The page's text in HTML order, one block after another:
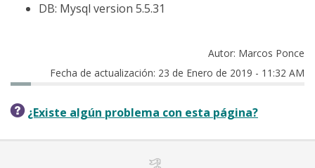
DB: Mysql version 5.5.31
Autor: Marcos Ponce
Fecha de actualización: 23 de Enero de 2019 - 11:32 AM
¿Existe algún problema con esta página?